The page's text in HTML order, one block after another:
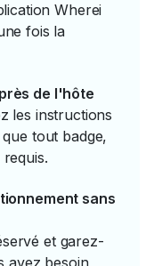
Wherei
fois la
de l'hôte
les instructions
tout badge,
sans
et garez-